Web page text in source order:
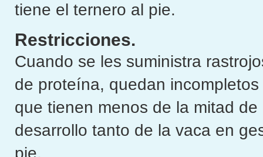
tiene el ternero al pie.
Restricciones.
Cuando se les suministra
de proteína, quedan
que tienen menos de la mitad
desarrollo tanto de la vaca en
pie.